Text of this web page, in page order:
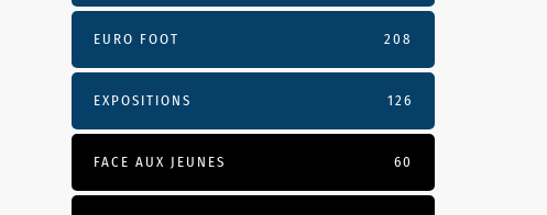
EURO FOOT 208
EXPOSITIONS 126
FACE AUX JEUNES 60